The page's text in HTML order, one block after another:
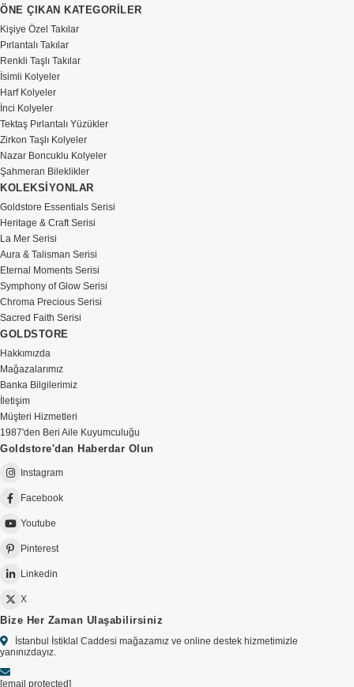
ÖNE ÇIKAN KATEGORİLER
Kişiye Özel Takılar
Pırlantalı Takılar
Renkli Taşlı Takılar
İsimli Kolyeler
Harf Kolyeler
İnci Kolyeler
Tektaş Pırlantalı Yüzükler
Zirkon Taşlı Kolyeler
Nazar Boncuklu Kolyeler
Şahmeran Bileklikler
KOLEKSİYONLAR
Goldstore Essentials Serisi
Heritage & Craft Serisi
La Mer Serisi
Aura & Talisman Serisi
Eternal Moments Serisi
Symphony of Glow Serisi
Chroma Precious Serisi
Sacred Faith Serisi
GOLDSTORE
Hakkımızda
Mağazalarımız
Banka Bilgilerimiz
İletişim
Müşteri Hizmetleri
1987'den Beri Aile Kuyumculuğu
Goldstore'dan Haberdar Olun
Instagram
Facebook
Youtube
Pinterest
Linkedin
X
Bize Her Zaman Ulaşabilirsiniz
İstanbul İstiklal Caddesi mağazamız ve online destek hizmetimizle
yanınızdayız.
[email protected]